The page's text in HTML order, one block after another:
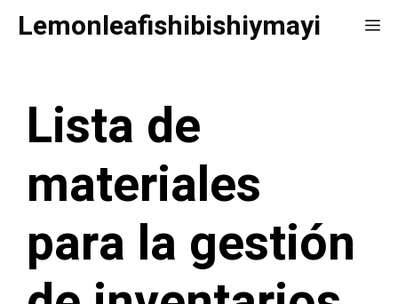
SaltarLemonleafishibishiymayi
Lista de
materiales
para la gestión